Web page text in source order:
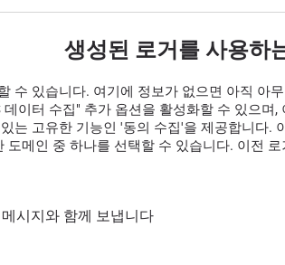
생성된 로거를 사용하
수 있습니다. 여기에 정보가 없으면 아직 아
이터 수집" 추가 옵션을 활성화할 수 있으
는 고유한 기능인 '동의 수집'을 제공합니다.
메인 중 하나를 선택할 수 있습니다. 이전
시지와 함께 보냅니다